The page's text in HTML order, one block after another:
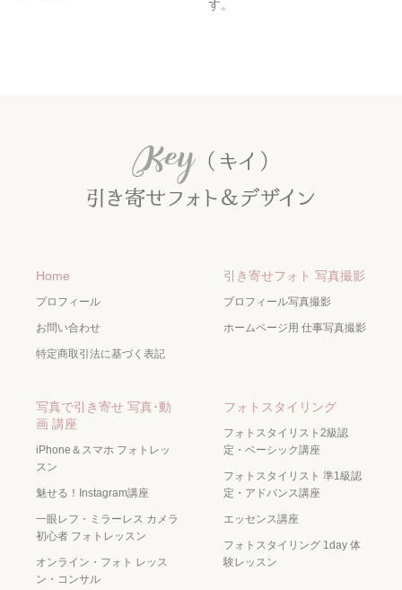
す。
Home
プロフィール
お問い合わせ
特定商取引法に基づく表記
引き寄せフォト 写真撮影
プロフィール写真撮影
ホームページ用 仕事写真撮影
写真で引き寄せ 写真･動
画 講座
iPhone＆スマホ フォトレッ
スン
魅せる！Instagram講座
一眼レフ・ミラーレス カメラ
初心者 フォトレッスン
オンライン・フォト レッス
ン・コンサル
フォトスタイリング
フォトスタイリスト2級認
定・ベーシック講座
フォトスタイリスト 準1級認
定・アドバンス講座
エッセンス講座
フォトスタイリング 1day 体
験レッスン